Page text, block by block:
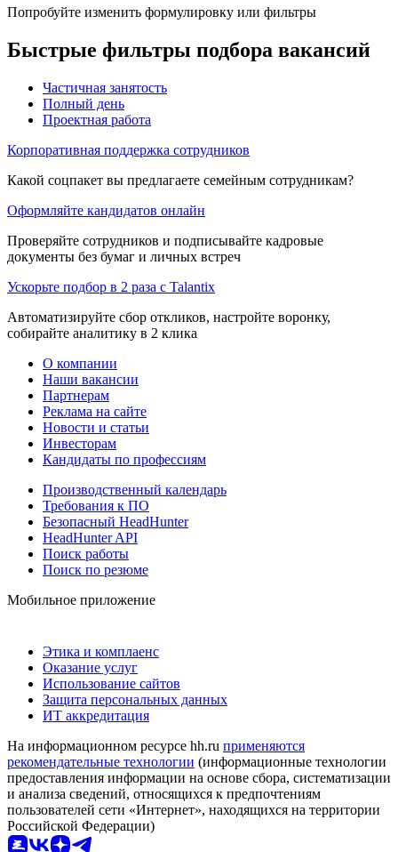
Попробуйте изменить формулировку или фильтры
Быстрые фильтры подбора вакансий
Частичная занятость
Полный день
Проектная работа
Корпоративная поддержка сотрудников
Какой соцпакет вы предлагаете семейным сотрудникам?
Оформляйте кандидатов онлайн
Проверяйте сотрудников и подписывайте кадровые
документы без бумаг и личных встреч
Ускорьте подбор в 2 раза с Talantix
Автоматизируйте сбор откликов, настройте воронку,
собирайте аналитику в 2 клика
О компании
Наши вакансии
Партнерам
Реклама на сайте
Новости и статьи
Инвесторам
Кандидаты по профессиям
Производственный календарь
Требования к ПО
Безопасный HeadHunter
HeadHunter API
Поиск работы
Поиск по резюме
Мобильное приложение
Этика и комплаенс
Оказание услуг
Использование сайтов
Защита персональных данных
ИТ аккредитация
На информационном ресурсе hh.ru применяются
рекомендательные технологии (информационные технологии
предоставления информации на основе сбора, систематизации
и анализа сведений, относящихся к предпочтениям
пользователей сети «Интернет», находящихся на территории
Российской Федерации)